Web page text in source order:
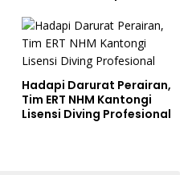
Hadapi Darurat Perairan,
Tim ERT NHM Kantongi
Lisensi Diving Profesional